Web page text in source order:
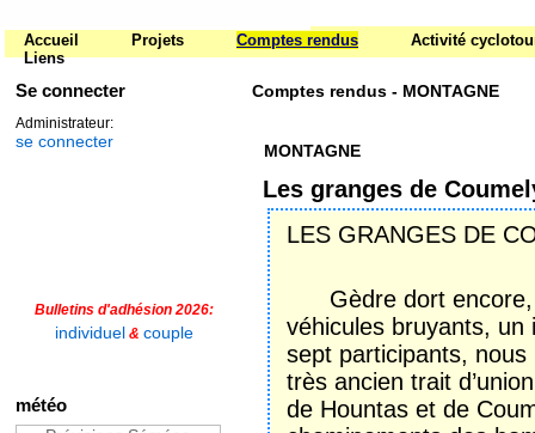
Accueil Projets Comptes rendus
Activité
Liens
Se connecter
Administrateur:
se connecter
Bulletins d'adhésion 2026:
individuel & couple
météo
Comptes rendus - MONTAGNE
MONTAGNE
Les granges de
LES GRANGES DE
Gèdre dort encore,
véhicules bruyants, un
sept participants,
très ancien trait
de Hountas et de